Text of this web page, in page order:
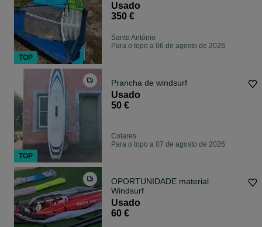
Usado
350 €
Santo António
Para o topo a 06 de agosto de 2026
Prancha de windsurf
Usado
50 €
Colares
Para o topo a 07 de agosto de 2026
OPORTUNIDADE material
Windsurf
Usado
60 €
TOP
TOP